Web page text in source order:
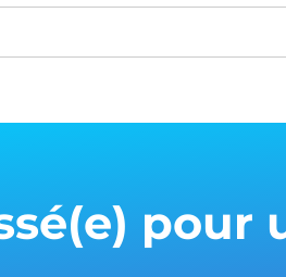
pour